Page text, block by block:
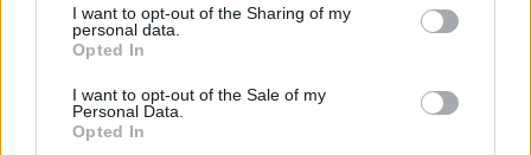
I want to opt-out of the Sharing of my
personal data.
Opted In
I want to opt-out of the Sale of my
Personal Data.
Opted In
Viihdeuutiset